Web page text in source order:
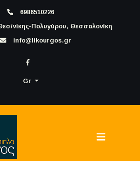
6986510226
νίκης-Πολυγύρου, Θεσσαλονίκη
info@likourgos.gr
Gr